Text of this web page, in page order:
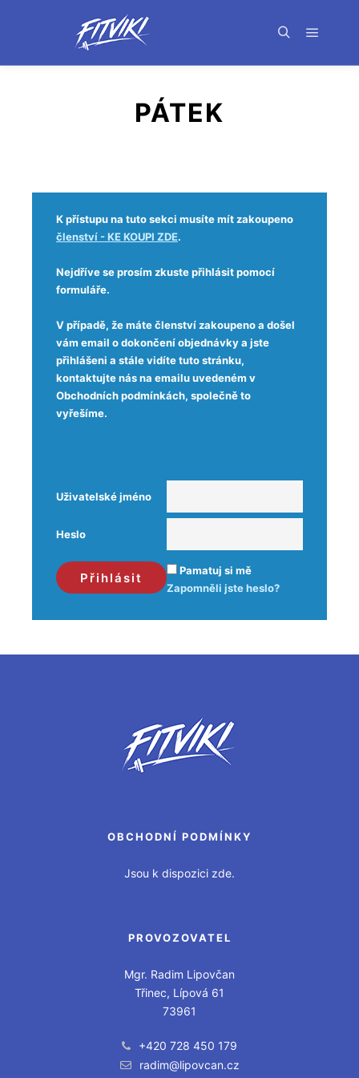
PÁTEK
K přístupu na tuto sekci musíte mít zakoupeno
členství - KE KOUPI ZDE.
Nejdříve se prosím zkuste přihlásit pomocí
formuláře.
V případě, že máte členství zakoupeno a došel
vám email o dokončení objednávky a jste
přihlášeni a stále vidíte tuto stránku,
kontaktujte nás na emailu uvedeném v
Obchodních podmínkách, společně to
vyřešíme.
Uživatelské jméno
Heslo
Pamatuj si mě
Zapomněli jste heslo?
OBCHODNÍ PODMÍNKY
Jsou k dispozici zde.
PROVOZOVATEL
Mgr. Radim Lipovčan
Třinec, Lípová 61
73961
+420 728 450 179
radim@lipovcan.cz